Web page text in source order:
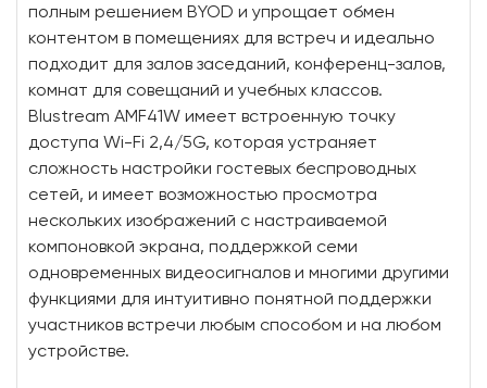
полным решением BYOD и упрощает обмен
контентом в помещениях для встреч и идеально
подходит для залов заседаний, конференц-залов,
комнат для совещаний и учебных классов.
Blustream AMF41W имеет встроенную точку
доступа Wi-Fi 2,4/5G, которая устраняет
сложность настройки гостевых беспроводных
сетей, и имеет возможностью просмотра
нескольких изображений с настраиваемой
компоновкой экрана, поддержкой семи
одновременных видеосигналов и многими другими
функциями для интуитивно понятной поддержки
участников встречи любым способом и на любом
устройстве.